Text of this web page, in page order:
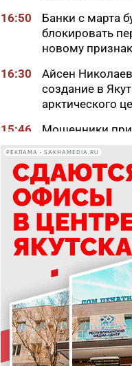
16:50
Банки с марта
блокировать
новому
16:30
Айсен
создание в
арктического
15:46
Мошенники
15:39
Приметы на 9
года: как
Пантелеймона
15:29
К Земле
потенциально
астероид
14:41
В трех районах
прогнозируют
13:32
В Якутии за
десять лесных
РЕКЛАМА • SAKHAMEDIA.RU